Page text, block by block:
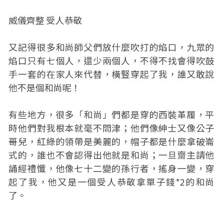
威儀齊整 受人恭敬
又記得很多和尚師父們放什麼吹打的焰口，九眾的
焰口只有七個人，還少兩個人，不得不找會得吹鼓
手一套的在家人來代替，橫豎穿起了我，誰又敢說
他不是個和尚呢！
有些地方，很多「和尚」們都是穿的西裝革履，平
時他們對我根本就毫不問津；他們像紳士又像公子
哥兒，紅綠的領帶是美麗的，帽子都是什麼拿破崙
式的，誰也不會認得出他就是和尚；一旦齋主請他
誦經禮懺，他像七十二變的孫行者，搖身一變，穿
起了我，他又是一個受人恭敬拿單子錢*2的和尚
了。